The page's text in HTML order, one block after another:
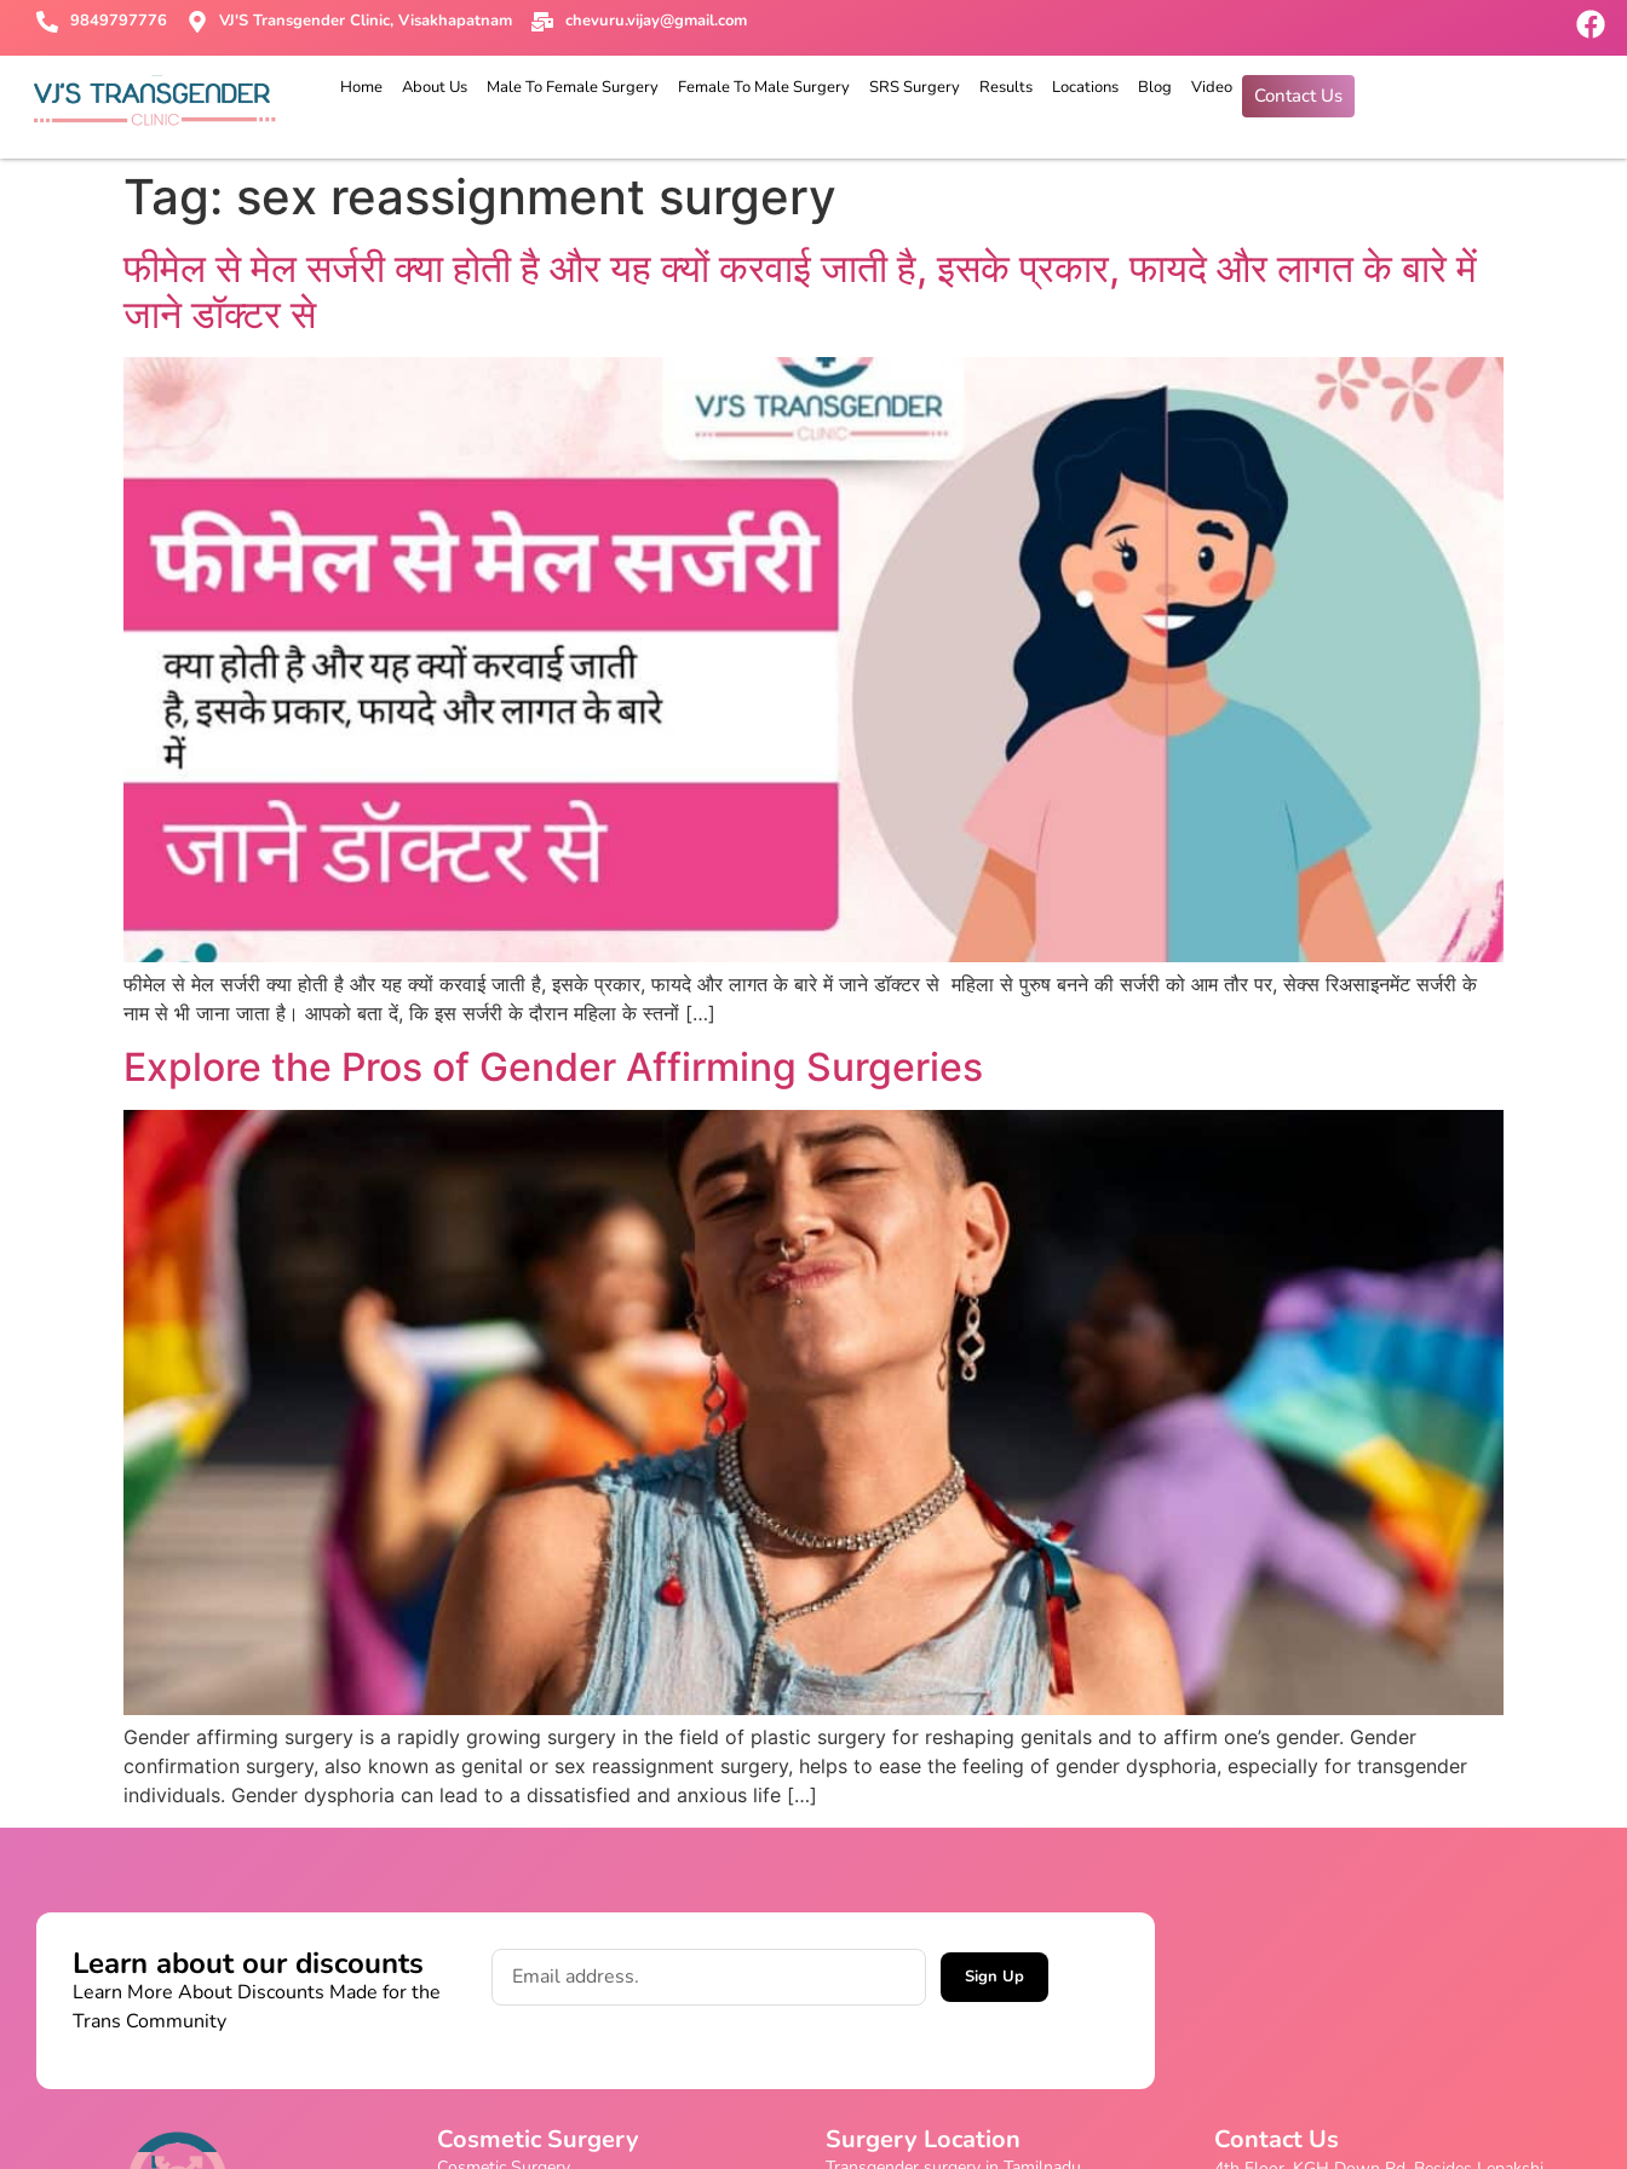
9849797776 VJ'S Transgender Clinic, Visakhapatnam chevuru.vijay@gmail.com
Home About Us Male To Female Surgery Female To Male Surgery SRS Surgery Results Locations Blog Video Contact Us
Tag: sex reassignment surgery
फीमेल से मेल सर्जरी क्या होती है और यह क्यों करवाई जाती है, इसके प्रकार, फायदे और लागत के बारे में
जाने डॉक्टर से
फीमेल से मेल सर्जरी क्या होती है और यह क्यों करवाई जाती है, इसके प्रकार, फायदे और लागत के बारे में जाने डॉक्टर से महिला से पुरुष बनने की सर्जरी को आम तौर पर, सेक्स रिअसाइनमेंट सर्जरी के
नाम से भी जाना जाता है। आपको बता दें, कि इस सर्जरी के दौरान महिला के स्तनों […]
Explore the Pros of Gender Affirming Surgeries
Gender affirming surgery is a rapidly growing surgery in the field of plastic surgery for reshaping genitals and to affirm one’s gender. Gender
confirmation surgery, also known as genital or sex reassignment surgery, helps to ease the feeling of gender dysphoria, especially for transgender
individuals. Gender dysphoria can lead to a dissatisfied and anxious life […]
Learn about our discounts
Learn More About Discounts Made for the
Trans Community
Sign Up
Cosmetic Surgery Surgery Location Contact Us